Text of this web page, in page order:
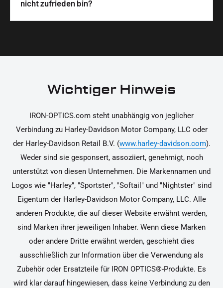
unterstützen dich dabei, die Teile sicher und
korrekt an deinem Motorrad zu installieren.
nicht zufrieden bin?
Ja, du kannst die Teile innerhalb von 14 Tagen
Rücksendung findest du in unseren
Wichtiger Hinweis
IRON-OPTICS.com steht unabhängig von jeglicher
Verbindung zu Harley-Davidson Motor Company, LLC oder
der Harley-Davidson Retail B.V. (www.harley-davidson.com).
Weder sind sie gesponsert, assoziiert, genehmigt, noch
unterstützt von diesen Unternehmen. Die Markennamen und
Logos wie "Harley", "Sportster", "Softail" und "Nightster" sind
Eigentum der Harley-Davidson Motor Company, LLC. Alle
anderen Produkte, die auf dieser Website erwähnt werden,
sind Marken ihrer jeweiligen Inhaber. Wenn diese Marken
oder andere Dritte erwähnt werden, geschieht dies
ausschließlich zur Information über die Verwendung als
Zubehör oder Ersatzteile für IRON OPTICS®-Produkte. Es
wird klar darauf hingewiesen, dass keine Verbindung zu den